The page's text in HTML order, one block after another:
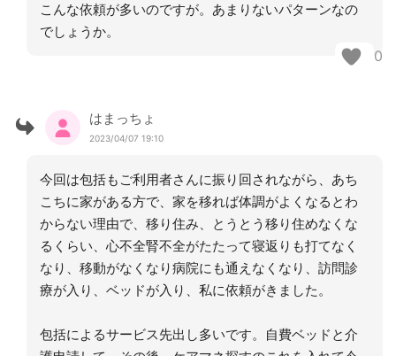
こんな依頼が多いのですが。あまりないパターンなの
でしょうか。
0
はまっちょ
2023/04/07 19:10
今回は包括もご利用者さんに振り回されながら、あち
こちに家がある方で、家を移れば体調がよくなるとわ
からない理由で、移り住み、とうとう移り住めなくな
るくらい、心不全腎不全がたたって寝返りも打てなく
なり、移動がなくなり病院にも通えなくなり、訪問診
療が入り、ベッドが入り、私に依頼がきました。
包括によるサービス先出し多いです。自費ベッドと介